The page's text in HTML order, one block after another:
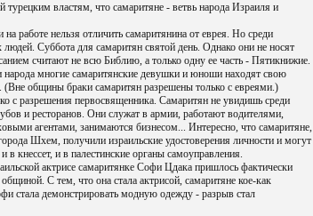
турецким властям, что самаритяне - ветвь народа Израиля и
на работе нельзя отличить самаритянина от еврея. Но среди
людей. Суббота для самаритян святой день. Однако они не носят
считают не всю Библию, а только одну ее часть - Пятикнижие.
народа многие самаритянские девушки и юноши находят свою
(Вне общины браки самаритян разрешены только с евреями.)
с разрешения первосвященника. Самаритян не увидишь среди
и ресторанов. Они служат в армии, работают водителями,
агентами, занимаются бизнесом... Интересно, что самаритяне,
Шхем, получили израильские удостоверения личности и могут
в кнессет, и в палестинские органы самоуправления.
актрисе самаритянке Софи Цдака пришлось фактически
С тем, что она стала актрисой, самаритяне кое-как
стала демонстрировать модную одежду - разрыв стал